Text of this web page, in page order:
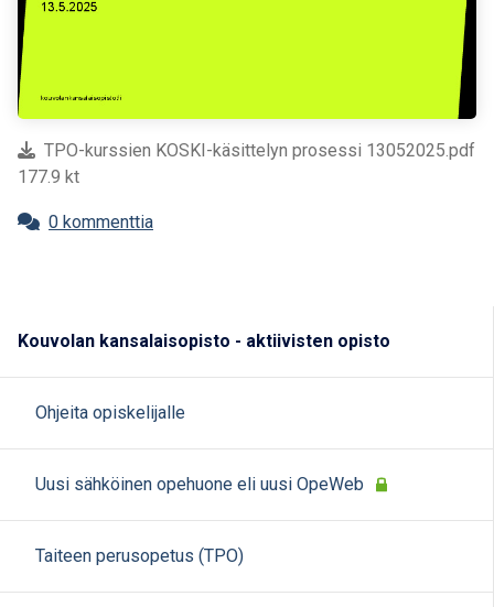
TPO-kurssien KOSKI-käsittelyn prosessi 13052025.pdf
177.9 kt
0 kommenttia
Kouvolan kansalaisopisto - aktiivisten opisto
Ohjeita opiskelijalle
Uusi sähköinen opehuone eli uusi OpeWeb
Taiteen perusopetus (TPO)